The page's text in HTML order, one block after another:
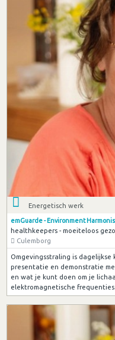
Energetisch werk
emGuarde - Environment
healthkeepers - moeiteloos
Culemborg
Omgevingsstraling is dagelijkse
presentatie en demonstratie
en wat je kunt doen om je
elektromagnetische frequenties.